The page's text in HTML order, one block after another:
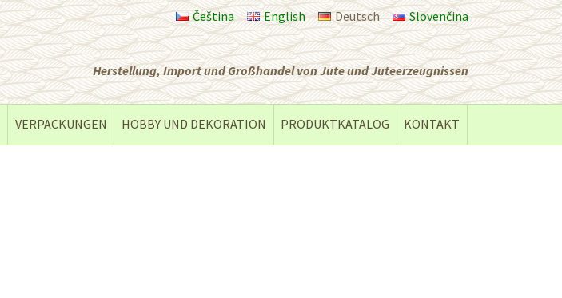
Čeština English Deutsch Slovenčina
Herstellung, Import und Großhandel von Jute und Juteerzeugnissen
VERPACKUNGEN HOBBY UND DEKORATION PRODUKTKATALOG KONTAKT